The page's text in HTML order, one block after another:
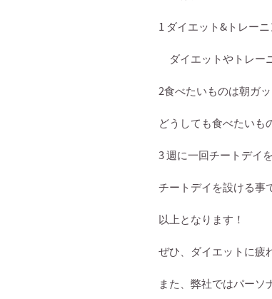
1 ダイエット& トレー
ダイエットやトレー
2食べたいものは朝ガ
どうしても食べたいも
3週に一回チートデイ
チートデイを設ける事
以上となります！
ぜひ、ダイエットに疲
また、弊社ではパーソ